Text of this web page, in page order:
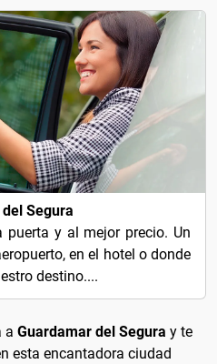
Segura
puerta y al mejor precio. Un
en el hotel o donde
destino....
a Guardamar del Segura y te
esta encantadora ciudad